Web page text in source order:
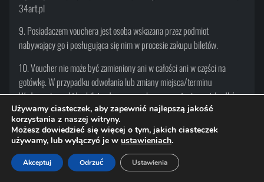
START MENU KOSZYK VOUCHERY
34art.pl
9. Posiadaczem vouchera jest osoba wskazana przez podmiot
nabywający go i posługująca się nim w procesie zakupu biletów.
10. Voucher nie może być zamieniony ani w całości ani w części na
gotówkę. W przypadku odwołania lub zmiany miejsca/terminu
Wydarzenia, na który bilet opłacono voucherem, nastąpi zwrot środków
faktycznie wpłaconej przez Klienta podczas zakupu. Voucher w tym
przypadku traci ważność.
11. 34art.pl ma prawo odmówić realizacji vouchera w następujących
przypadkach: upływu
Używamy ciasteczek, aby zapewnić najlepszą jakość
korzystania z naszej witryny.
Możesz dowiedzieć się więcej o tym, jakich ciasteczek
używamy, lub wyłączyć je w ustawieniach.
Akceptuj Odrzuć Ustawienia